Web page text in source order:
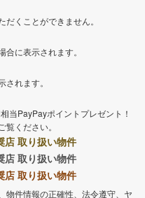
くことができません。
に表示されます。
れます。
当PayPayポイントプレゼント！
覧ください。
店 取り扱い物件
店 取り扱い物件
店 取り扱い物件
物件情報の正確性、法令遵守、ヤ